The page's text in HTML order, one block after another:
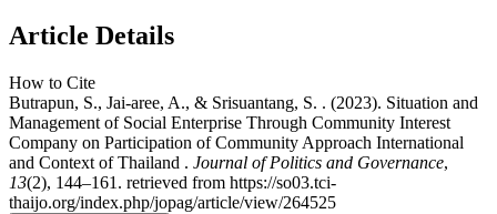
Article Details
How to Cite
Butrapun, S., Jai-aree, A., & Srisuantang, S. . (2023). Situation and
Management of Social Enterprise Through Community Interest
Company on Participation of Community Approach International
and Context of Thailand . Journal of Politics and Governance,
13(2), 144–161. retrieved from https://so03.tci-
thaijo.org/index.php/jopag/article/view/264525